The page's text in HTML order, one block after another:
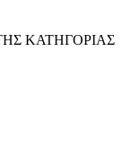
ΚΑΤΗΓΟΡΙΑΣ